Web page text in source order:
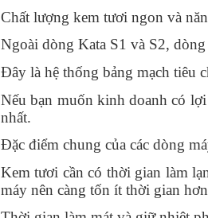
Chất lượng kem tươi ngon và
Ngoài dòng Kata S1 và S2,
Đây là hệ thống bảng mạch tiêu
Nếu bạn muốn kinh doanh có
nhất.
Đặc điểm chung của các dòng
Kem tươi cần có thời gian làm
máy nên càng tốn ít thời gian